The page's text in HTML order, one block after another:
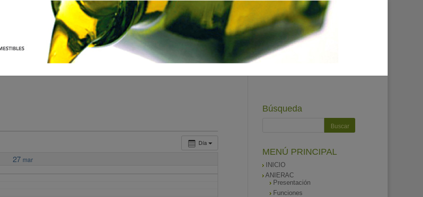
Día
27 mar
Búsqueda
MENÚ PRINCIPAL
INICIO
ANIERAC
Presentación
Funciones